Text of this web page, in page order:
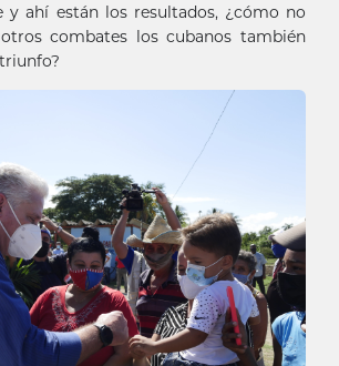
y ahí están los resultados, ¿cómo no
combates los cubanos también